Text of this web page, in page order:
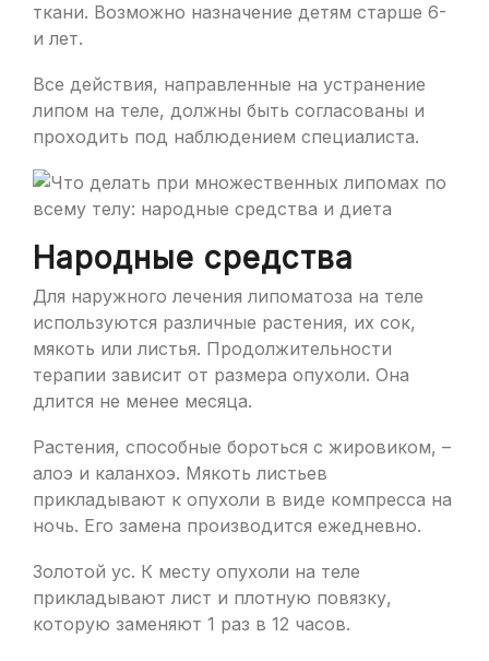
ткани. Возможно назначение детям старше 6-
и лет.
Все действия, направленные на устранение
липом на теле, должны быть согласованы и
проходить под наблюдением специалиста.
Народные средства
Для наружного лечения липоматоза на теле
используются различные растения, их сок,
мякоть или листья. Продолжительности
терапии зависит от размера опухоли. Она
длится не менее месяца.
Растения, способные бороться с жировиком, –
алоэ и каланхоэ. Мякоть листьев
прикладывают к опухоли в виде компресса на
ночь. Его замена производится ежедневно.
Золотой ус. К месту опухоли на теле
прикладывают лист и плотную повязку,
которую заменяют 1 раз в 12 часов.